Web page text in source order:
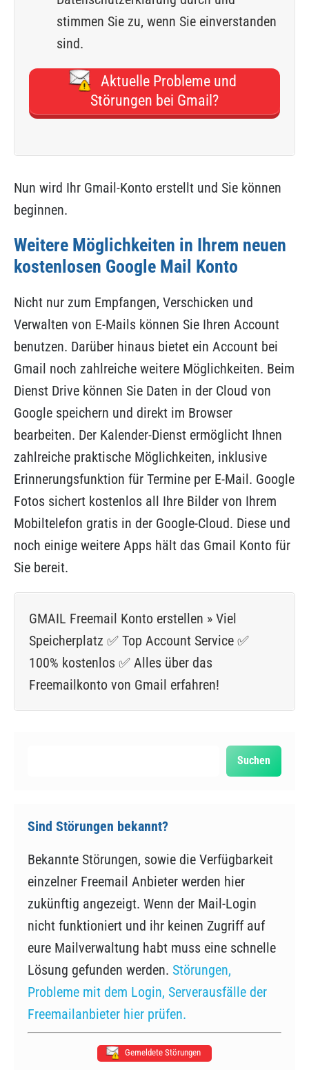
stimmen Sie zu, wenn Sie einverstanden
sind.
Aktuelle Probleme und
Störungen bei Gmail?
Nun wird Ihr Gmail-Konto erstellt und Sie können
beginnen.
Weitere Möglichkeiten in Ihrem neuen
kostenlosen Google Mail Konto
Nicht nur zum Empfangen, Verschicken und
Verwalten von E-Mails können Sie Ihren Account
benutzen. Darüber hinaus bietet ein Account bei
Gmail noch zahlreiche weitere Möglichkeiten. Beim
Dienst Drive können Sie Daten in der Cloud von
Google speichern und direkt im Browser
bearbeiten. Der Kalender-Dienst ermöglicht Ihnen
zahlreiche praktische Möglichkeiten, inklusive
Erinnerungsfunktion für Termine per E-Mail. Google
Fotos sichert kostenlos all Ihre Bilder von Ihrem
Mobiltelefon gratis in der Google-Cloud. Diese und
noch einige weitere Apps hält das Gmail Konto für
Sie bereit.
GMAIL Freemail Konto erstellen » Viel
Speicherplatz ✅ Top Account Service ✅
100% kostenlos ✅ Alles über das
Freemailkonto von Gmail erfahren!
Suchen
Sind Störungen bekannt?
Bekannte Störungen, sowie die Verfügbarkeit
einzelner Freemail Anbieter werden hier
zukünftig angezeigt. Wenn der Mail-Login
nicht funktioniert und ihr keinen Zugriff auf
eure Mailverwaltung habt muss eine schnelle
Lösung gefunden werden. Störungen,
Probleme mit dem Login, Serverausfälle der
Freemailanbieter hier prüfen.
Gemeldete Störungen